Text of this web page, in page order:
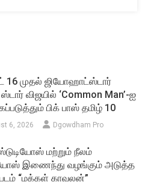
முதல் ஜியோஹாட்ஸ்டார்
விஜயில் ‘Common Man’-ஐ
பிக் பாஸ் தமிழ் 10
6, 2026 Dgowdham Pro
ஸ்டுடியோஸ் மற்றும் நீலம்
இணைந்து வழங்கும் அடுத்த
“மக்கள் காவலன்”